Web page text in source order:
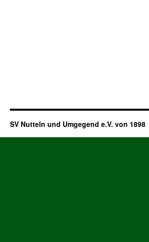
SV Nutteln und Umgegend e.V. von 1898